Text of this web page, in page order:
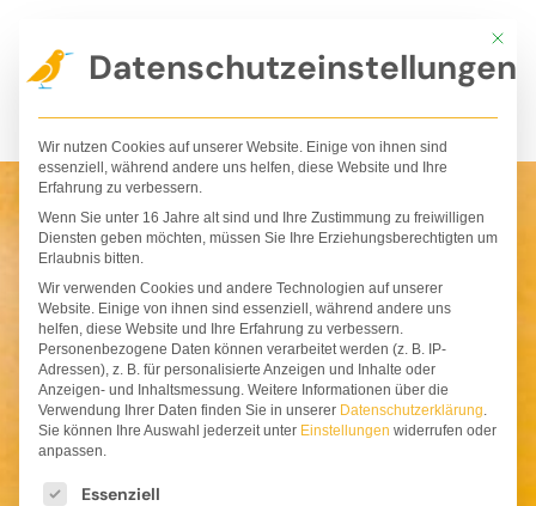
Inhalt
springen
Mit
Datenschutzeinstellungen
Wir nutzen Cookies auf unserer Website. Einige von ihnen sind
essenziell, während andere uns helfen, diese Website und Ihre
Erfahrung zu verbessern.
Wenn Sie unter 16 Jahre alt sind und Ihre Zustimmung zu freiwilligen
Diensten geben möchten, müssen Sie Ihre Erziehungsberechtigten um
Erlaubnis bitten.
Wir verwenden Cookies und andere Technologien auf unserer
Website. Einige von ihnen sind essenziell, während andere uns
helfen, diese Website und Ihre Erfahrung zu verbessern.
Personenbezogene Daten können verarbeitet werden (z. B. IP-
Adressen), z. B. für personalisierte Anzeigen und Inhalte oder
Anzeigen- und Inhaltsmessung. Weitere Informationen über die
Verwendung Ihrer Daten finden Sie in unserer Datenschutzerklärung.
Sie können Ihre Auswahl jederzeit unter Einstellungen widerrufen oder
anpassen.
Es folgt eine Liste der Service-Gruppen, für die
Essenziell